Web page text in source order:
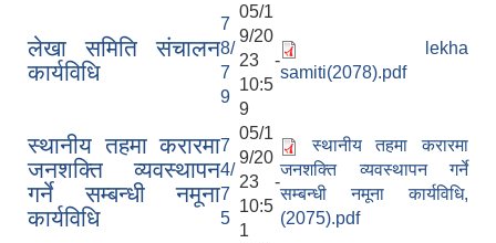
लेखा समिति संचालन
कार्यविधि
7
8/
7
9
05/1
9/20
23 -
10:5
9
lekha
samiti(2078).pdf
स्थानीय तहमा करारमा
जनशक्ति व्यवस्थापन
गर्ने सम्बन्धी नमूना
कार्यविधि
7
4/
7
5
05/1
9/20
23 -
10:5
1
स्थानीय तहमा करारमा
जनशक्ति व्यवस्थापन गर्ने
सम्बन्धी नमूना कार्यविधि,
(2075).pdf